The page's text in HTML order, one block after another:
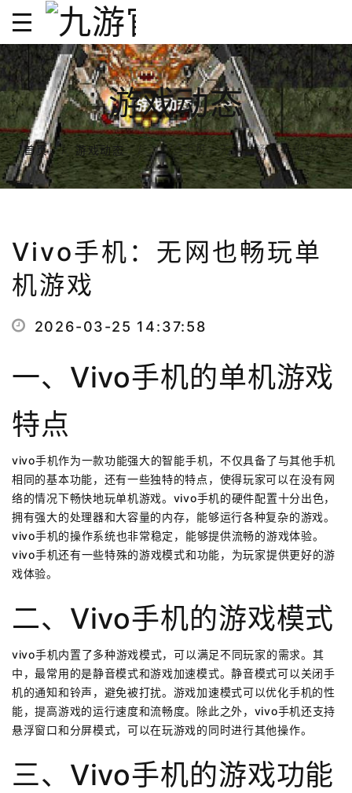
游戏动态
首页 游戏动态 VIVO手机：无网也畅玩单机游戏
Vivo手机：无网也畅玩单
机游戏
2026-03-25 14:37:58
一、vivo手机的单机游戏
特点
vivo手机作为一款功能强大的智能手机，不仅具备了与其他手机
相同的基本功能，还有一些独特的特点，使得玩家可以在没有网
络的情况下畅快地玩单机游戏。vivo手机的硬件配置十分出色，
拥有强大的处理器和大容量的内存，能够运行各种复杂的游戏。
vivo手机的操作系统也非常稳定，能够提供流畅的游戏体验。
vivo手机还有一些特殊的游戏模式和功能，为玩家提供更好的游
戏体验。
二、vivo手机的游戏模式
vivo手机内置了多种游戏模式，可以满足不同玩家的需求。其
中，最常用的是静音模式和游戏加速模式。静音模式可以关闭手
机的通知和铃声，避免被打扰。游戏加速模式可以优化手机的性
能，提高游戏的运行速度和流畅度。除此之外，vivo手机还支持
悬浮窗口和分屏模式，可以在玩游戏的同时进行其他操作。
三、vivo手机的游戏功能